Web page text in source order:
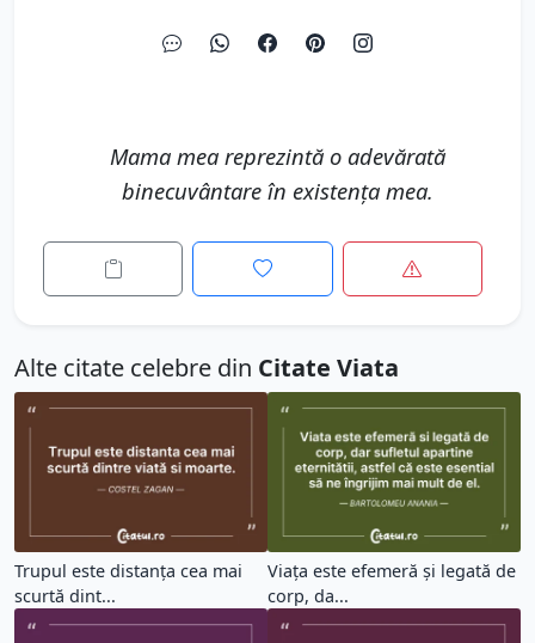
Mama mea reprezintă o adevărată
binecuvântare în existența mea.
Alte citate celebre din Citate Viata
Trupul este distanța cea mai
scurtă dint...
Viața este efemeră și legată de
corp, da...